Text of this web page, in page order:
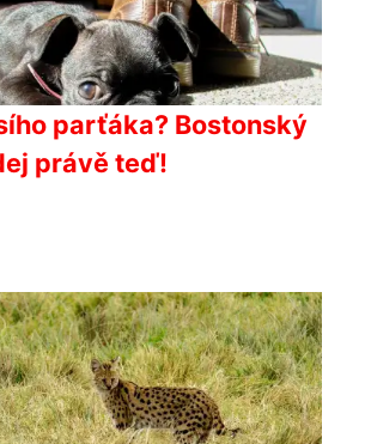
parťáka? Bostonský
právě teď!